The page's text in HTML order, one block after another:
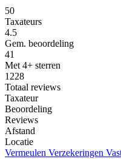
50
Taxateurs
4.5
Gem. beoordeling
41
Met 4+ sterren
1228
Totaal reviews
Taxateur
Beoordeling
Reviews
Afstand
Locatie
Vermeulen Verzekeringen